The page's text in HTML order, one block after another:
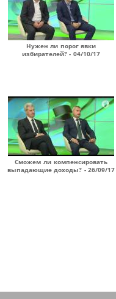
Нужен ли порог явки
избирателей? - 04/10/17
Сможем ли компенсировать
выпадающие доходы? - 26/09/17